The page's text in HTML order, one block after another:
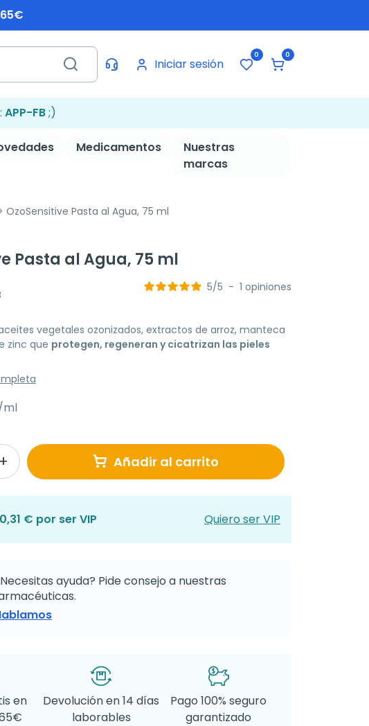
Iniciar sesión
0 0
: APP-FB;)
Medicamentos
Nuestras
marcas
OzoSensitive Pasta al Agua, 75 ml
Pasta al Agua, 75 ml
5/5 - 1 opiniones
vegetales ozonizados, extractos de arroz, manteca
zinc que protegen, regeneran y cicatrizan las pieles
ml
Añadir al carrito
0,31 € por ser VIP Quiero ser VIP
ayuda? Pide consejo a nuestras
en
Devolución en 14 días
laborables
Pago 100% seguro
garantizado